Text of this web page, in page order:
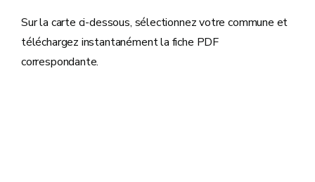
Sur la carte ci-dessous, sélectionnez votre commune et
téléchargez instantanément la fiche PDF
correspondante.